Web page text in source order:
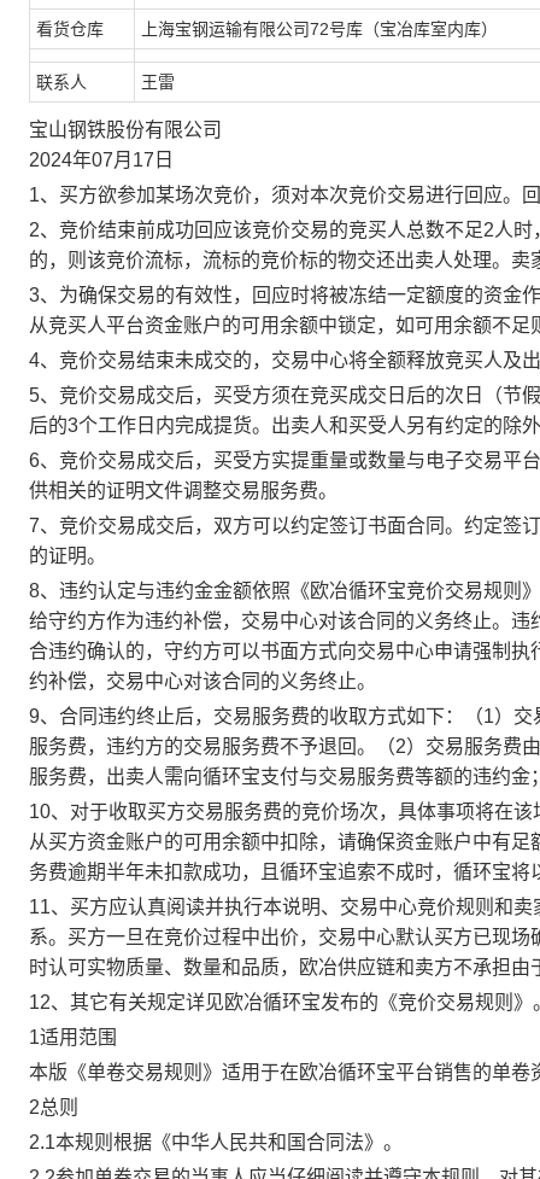
看货仓库 上海宝钢运输有限公司72号库（宝冶库室内库）
联系人 王雷
宝山钢铁股份有限公司
2024年07月17日
1、买方欲参加某场次竞价，须对本次竞价交易进行回应。
2、竞价结束前成功回应该竞价交易的竞买人总数不足2人
的，则该竞价流标，流标的竞价标的物交还出卖人处理。
3、为确保交易的有效性，回应时将被冻结一定额度的资金
从竞买人平台资金账户的可用余额中锁定，如可用余额不足
4、竞价交易结束未成交的，交易中心将全额释放竞买人及
5、竞价交易成交后，买受方须在竞买成交日后的次日（节
后的3个工作日内完成提货。出卖人和买受人另有约定的除
6、竞价交易成交后，买受方实提重量或数量与电子交易平
供相关的证明文件调整交易服务费。
7、竞价交易成交后，双方可以约定签订书面合同。约定签
的证明。
8、违约认定与违约金金额依照《欧冶循环宝竞价交易规则
给守约方作为违约补偿，交易中心对该合同的义务终止。
合违约确认的，守约方可以书面方式向交易中心申请强制
约补偿，交易中心对该合同的义务终止。
9、合同违约终止后，交易服务费的收取方式如下：（1）
服务费，违约方的交易服务费不予退回。（2）交易服务费
服务费，出卖人需向循环宝支付与交易服务费等额的违约
10、对于收取买方交易服务费的竞价场次，具体事项将在
从买方资金账户的可用余额中扣除，请确保资金账户中有
务费逾期半年未扣款成功，且循环宝追索不成时，循环宝将
11、买方应认真阅读并执行本说明、交易中心竞价规则和
系。买方一旦在竞价过程中出价，交易中心默认买方已现
时认可实物质量、数量和品质，欧冶供应链和卖方不承担由
12、其它有关规定详见欧冶循环宝发布的《竞价交易规则》
1适用范围
本版《单卷交易规则》适用于在欧冶循环宝平台销售的单卷
2总则
2.1本规则根据《中华人民共和国合同法》。